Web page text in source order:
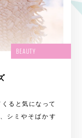
BEAUTY
ると気になって
シミやそばかす